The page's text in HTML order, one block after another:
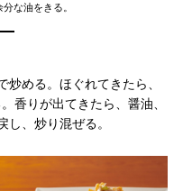
分な油をきる。
める。ほぐれてきたら、
香りが出てきたら、醤油、
、炒り混ぜる。